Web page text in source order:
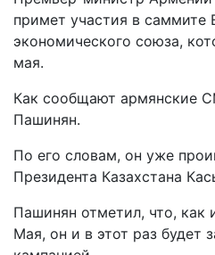
примет участия в саммите
экономического союза,
мая.
Как сообщают армянские
Пашинян.
По его словам, он уже
Президента Казахстана
Пашинян отметил, что, как
Мая, он и в этот раз будет